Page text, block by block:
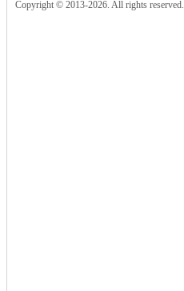
Copyright © 2013-2026. All rights reserved.